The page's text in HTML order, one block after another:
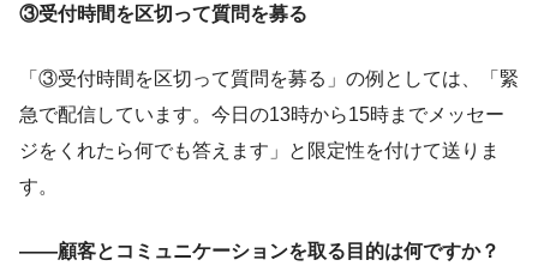
③受付時間を区切って質問を募る
「③受付時間を区切って質問を募る」の例としては、「緊
急で配信しています。今日の13時から15時までメッセー
ジをくれたら何でも答えます」と限定性を付けて送りま
す。
——顧客とコミュニケーションを取る目的は何ですか？